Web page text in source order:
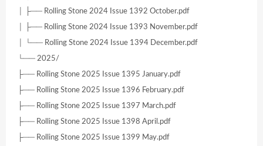
│ ├── Rolling Stone 2024 Issue 1392 October.pdf
│ ├── Rolling Stone 2024 Issue 1393 November.pdf
│ └── Rolling Stone 2024 Issue 1394 December.pdf
└── 2025/
├── Rolling Stone 2025 Issue 1395 January.pdf
├── Rolling Stone 2025 Issue 1396 February.pdf
├── Rolling Stone 2025 Issue 1397 March.pdf
├── Rolling Stone 2025 Issue 1398 April.pdf
├── Rolling Stone 2025 Issue 1399 May.pdf